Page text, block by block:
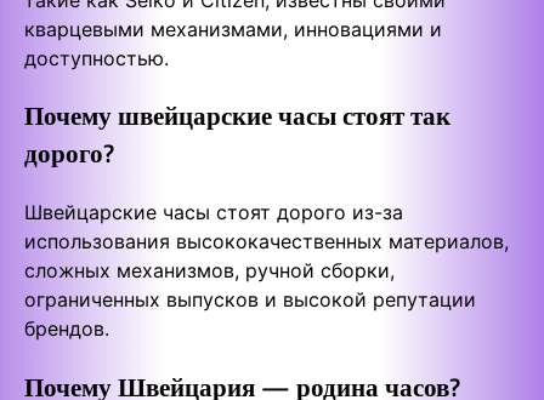
кварцевыми механизмами, инновациями и
доступностью.
Почему швейцарские часы стоят так
дорого?
Швейцарские часы стоят дорого из-за
использования высококачественных материалов,
сложных механизмов, ручной сборки,
ограниченных выпусков и высокой репутации
брендов.
Почему Швейцария — родина часов?